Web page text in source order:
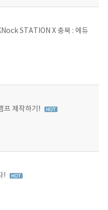
STATION X 충북 : 에듀
프 제작하기!
!